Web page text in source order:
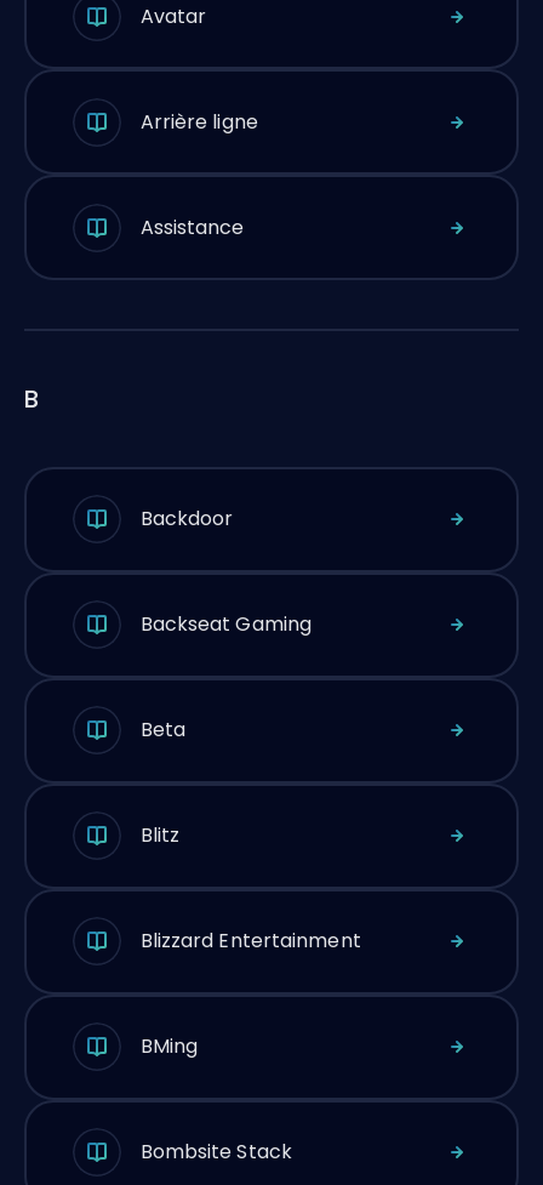
Avatar
Arrière ligne
Assistance
B
Backdoor
Backseat Gaming
Beta
Blitz
Blizzard Entertainment
BMing
Bombsite Stack